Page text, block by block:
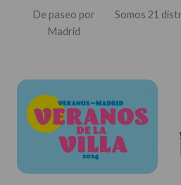
De paseo por
Madrid
Somos 21